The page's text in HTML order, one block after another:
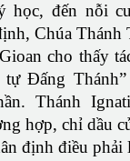
học, đến nỗi
Chúa Thánh
cho thấy
Đấng
Thánh
hợp, chỉ dầu
định điều